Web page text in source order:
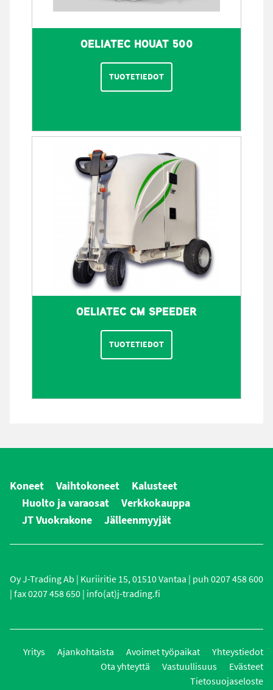
OELIATEC HOUAT 500
TUOTETIEDOT
OELIATEC CM SPEEDER
TUOTETIEDOT
Koneet Vaihtokoneet
Kalusteet
Huolto ja varaosat
Verkkokauppa
JT Vuokrakone
Jälleenmyyjät
Oy J-Trading Ab | Kuriiritie 15, 01510 Vantaa | puh 0207 458 600
| fax 0207 458 650 | info(at)j-trading.fi
Yritys Ajankohtaista Avoimet työpaikat
Yhteystiedot
Ota yhteyttä
Vastuullisuus
Evästeet
Tietosuojaseloste